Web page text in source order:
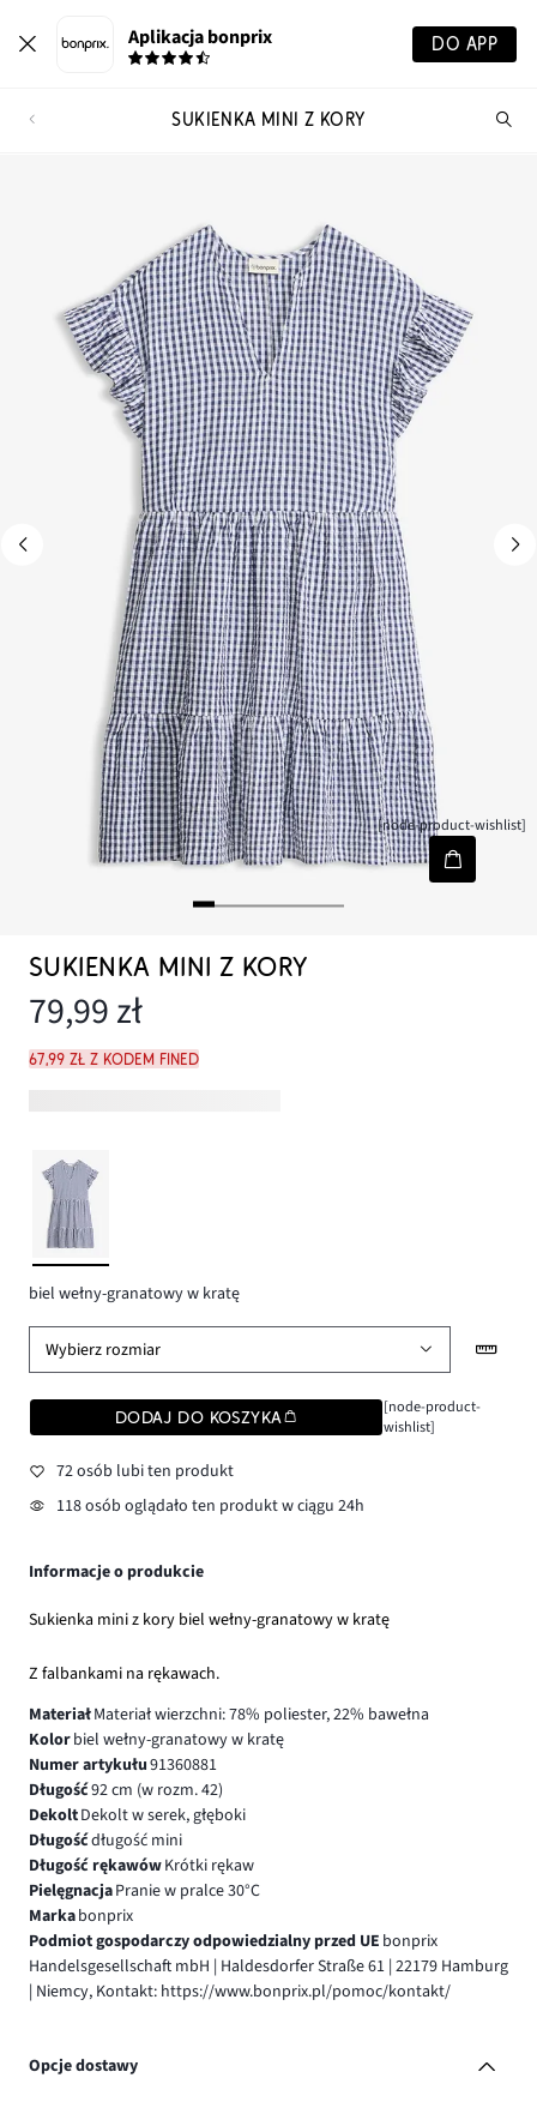
Aplikacja bonprix DO APP
SUKIENKA MINI Z KORY
[node-product-wishlist]
SUKIENKA MINI Z KORY
79,99 zł
67,99 zł z kodem FINED
biel wełny-granatowy w kratę
Wybierz rozmiar
DODAJ DO KOSZYKA
[node-product-
wishlist]
72 osób lubi ten produkt
118 osób oglądało ten produkt w ciągu 24h
Informacje o produkcie
Sukienka mini z kory biel wełny-granatowy w kratę
Z falbankami na rękawach.
MateriałMateriał wierzchni: 78% poliester, 22% bawełna
Kolorbiel wełny-granatowy w kratę
Numer artykułu91360881
Długość92 cm (w rozm. 42)
DekoltDekolt w serek, głęboki
Długośćdługość mini
Długość rękawówKrótki rękaw
PielęgnacjaPranie w pralce 30°C
Markabonprix
Podmiot gospodarczy odpowiedzialny przed UE bonprix
Handelsgesellschaft mbH | Haldesdorfer Straße 61 | 22179 Hamburg
| Niemcy, Kontakt: https://www.bonprix.pl/pomoc/kontakt/
Opcje dostawy